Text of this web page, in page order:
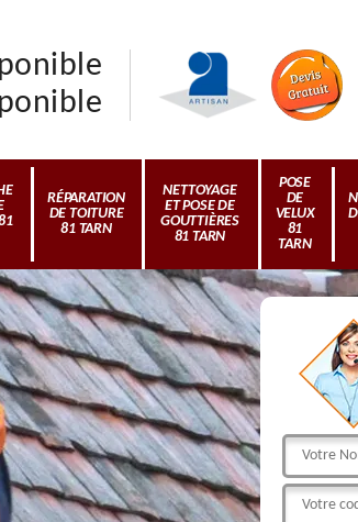
RÉPARATION
DE TOITURE
81 TARN
NETTOYAGE
ET POSE DE
GOUTTIÈRES
81 TARN
POSE
DE
VELUX
81
TARN